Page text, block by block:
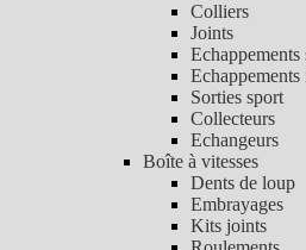
Colliers
Joints
Echappements
Sorties sport
Collecteurs
Echangeurs
Boîte à vitesses
Dents de loup
Embrayages
Kits joints